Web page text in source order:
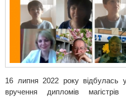
16 липня 2022 року відбулась
вручення дипломів